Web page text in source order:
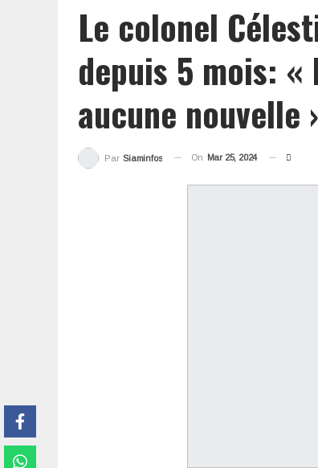
Le colonel
depuis 5 mois: «
aucune
Par Siaminfos On Mar 25, 2024